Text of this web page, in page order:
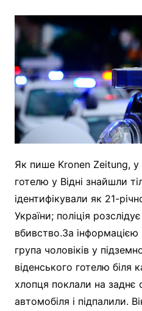
Як пише Kronen Zeitung, у
готелю у Відні знайшли
ідентифікували як 21-
України; поліція
вбивство.За інформацією
група чоловіків у
віденського готелю біля
хлопця поклали на заднє
автомобіля і підпалили.